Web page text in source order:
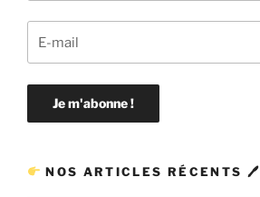
NOS ARTICLES RÉCENTS 🖊